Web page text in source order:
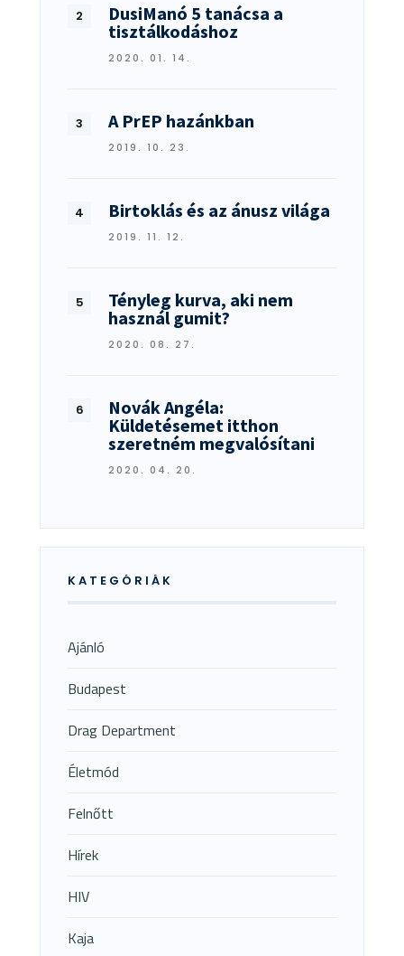
DusiManó 5 tanácsa a
tisztálkodáshoz
2020. 01. 14.
A PrEP hazánkban
2019. 10. 23.
Birtoklás és az ánusz világa
2019. 11. 12.
Tényleg kurva, aki nem
használ gumit?
2020. 08. 27.
Novák Angéla:
Küldetésemet itthon
szeretném megvalósítani
2020. 04. 20.
KATEGÓRIÁK
Ajánló
Budapest
Drag Department
Életmód
Felnőtt
Hírek
HIV
Kaja